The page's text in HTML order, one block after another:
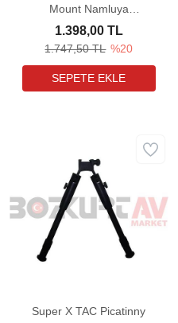
Mount Namluya
Takılabilen Bipod
1.747,50 TL %20
1.398,00 TL
Super X TAC Picatinny